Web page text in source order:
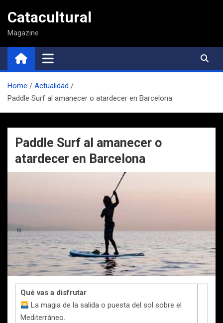
contenido
Catacultural
Magazine
Home
Actualidad
Paddle Surf al amanecer o atardecer en Barcelona
Paddle Surf al amanecer o
atardecer en Barcelona
Qué vas a disfrutar
La magia de la salida o puesta del sol sobre el
Mediterráneo.